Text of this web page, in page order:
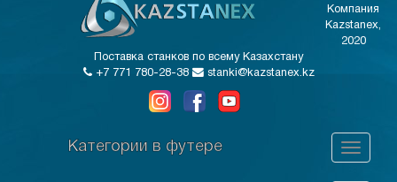
Компания
Kazstanex,
2020
Поставка станков по всему Казахстану
+7 771 780-28-38
stanki@kazstanex.kz
Категории в футере